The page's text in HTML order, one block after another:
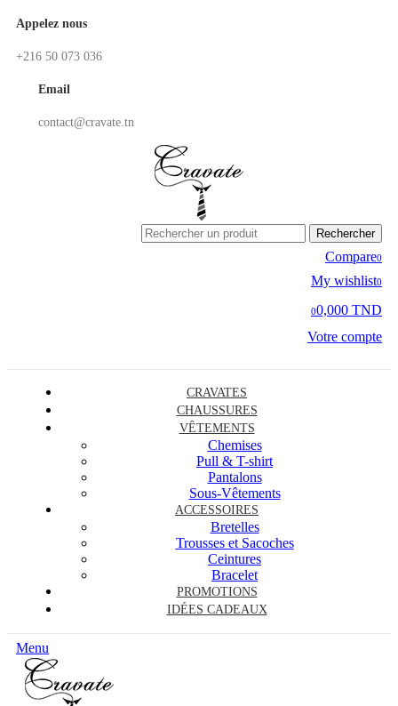
Appelez nous
+216 50 073 036
Email
contact@cravate.tn
Rechercher
Compare0
My wishlist0
00,000 TND
Votre compte
CRAVATES
CHAUSSURES
VÊTEMENTS
Chemises
Pull & T-shirt
Pantalons
Sous-Vêtements
ACCESSOIRES
Bretelles
Trousses et Sacoches
Ceintures
Bracelet
PROMOTIONS
IDÉES CADEAUX
Menu